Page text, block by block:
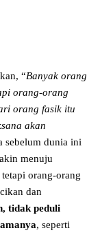
“Banyak orang
orang-orang
orang fasik itu
akan
sebelum dunia ini
menuju
orang-orang
dan
tidak peduli
, seperti